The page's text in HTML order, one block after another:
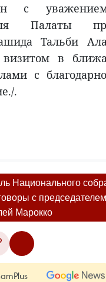
с уважением
Палаты
Тальби
в
с
.
Национального
с
Марокко